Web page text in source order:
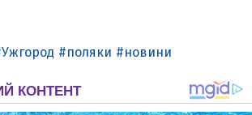
Ужгород поляки новини